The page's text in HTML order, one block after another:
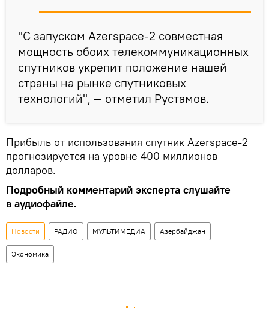
"С запуском Azerspace-2 совместная
мощность обоих телекоммуникационных
спутников укрепит положение нашей
страны на рынке спутниковых
технологий", — отметил Рустамов.
Прибыль от использования спутник Azerspace-2
прогнозируется на уровне 400 миллионов
долларов.
Подробный комментарий эксперта слушайте
в аудиофайле.
Новости РАДИО МУЛЬТИМЕДИА Азербайджан
Экономика